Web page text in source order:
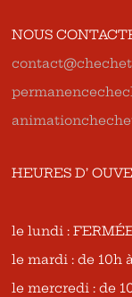
NOUS
HEURES D’
le lundi :
le mardi : de 10h
le mercredi : de